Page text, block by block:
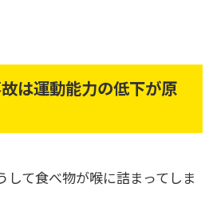
は運動能力の低下が原
して食べ物が喉に詰まってしま